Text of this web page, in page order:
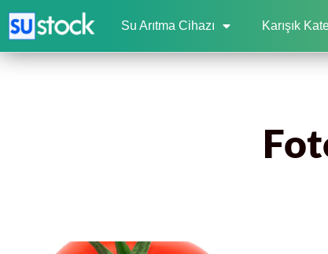
Su Arıtma Cihazı Karışık